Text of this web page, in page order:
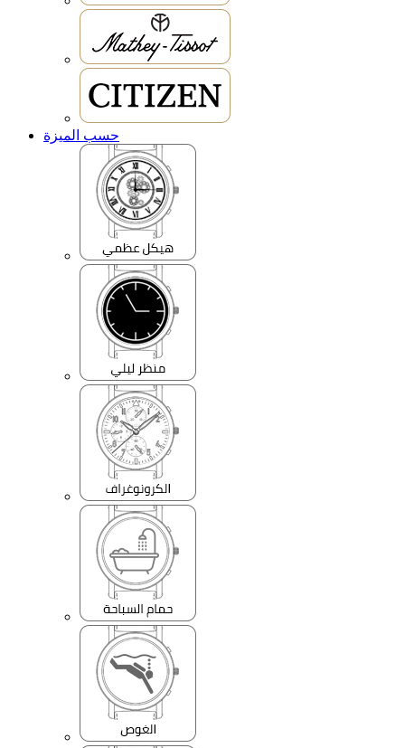
حسب الميزة